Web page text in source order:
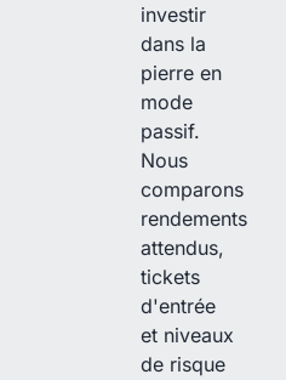
investir
dans la
pierre en
mode
passif.
Nous
comparons
rendements
attendus,
tickets
d'entrée
et niveaux
de risque